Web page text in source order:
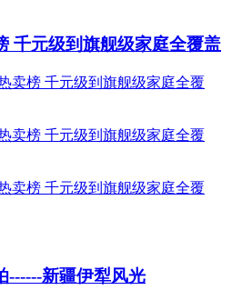
千元级到旗舰级家庭全覆盖
------新疆伊犁风光